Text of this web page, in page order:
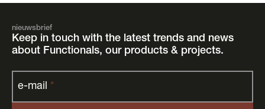
nieuwsbrief
Keep in touch with the latest trends and news
about Functionals, our products & projects.
e-mail *